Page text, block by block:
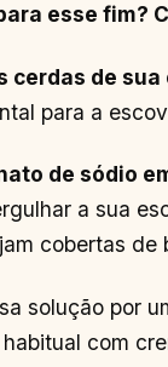
esse fim?
de sua
para a
de sódio
a sua
cobertas de
solução por
com